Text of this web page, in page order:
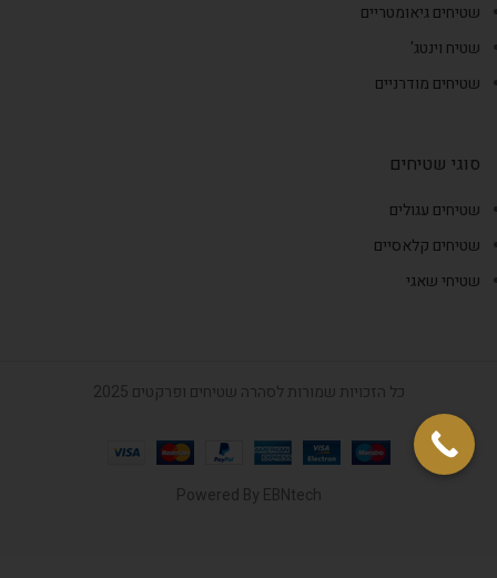
שטיחים גיאומטריים
שטיח וינטג'
שטיחים מודרניים
סוגי שטיחים
שטיחים עגולים
שטיחים קלאסיים
שטיחי שאגי
כל הזכויות שמורות לסהרה שטיחים ופרקטים 2025
Powered By EBNtech